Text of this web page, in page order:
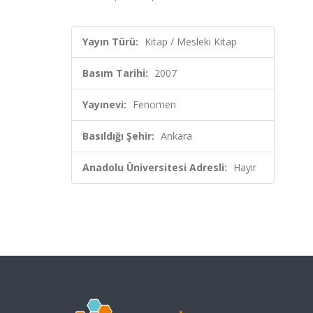
Yayın Türü: Kitap / Mesleki Kitap
Basım Tarihi: 2007
Yayınevi: Fenomen
Basıldığı Şehir: Ankara
Anadolu Üniversitesi Adresli: Hayır